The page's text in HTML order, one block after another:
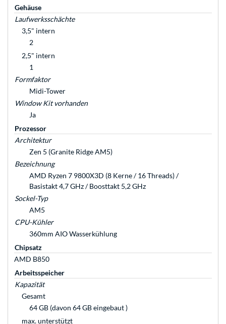
Gehäuse
Laufwerksschächte
3,5" intern
2
2,5" intern
1
Formfaktor
Midi-Tower
Window Kit vorhanden
Ja
Prozessor
Architektur
Zen 5 (Granite Ridge AM5)
Bezeichnung
AMD Ryzen 7 9800X3D (8 Kerne / 16 Threads) /
Basistakt 4,7 GHz / Boosttakt 5,2 GHz
Sockel-Typ
AM5
CPU-Kühler
360mm AIO Wasserkühlung
Chipsatz
AMD B850
Arbeitsspeicher
Kapazität
Gesamt
64 GB (davon 64 GB eingebaut )
max. unterstützt